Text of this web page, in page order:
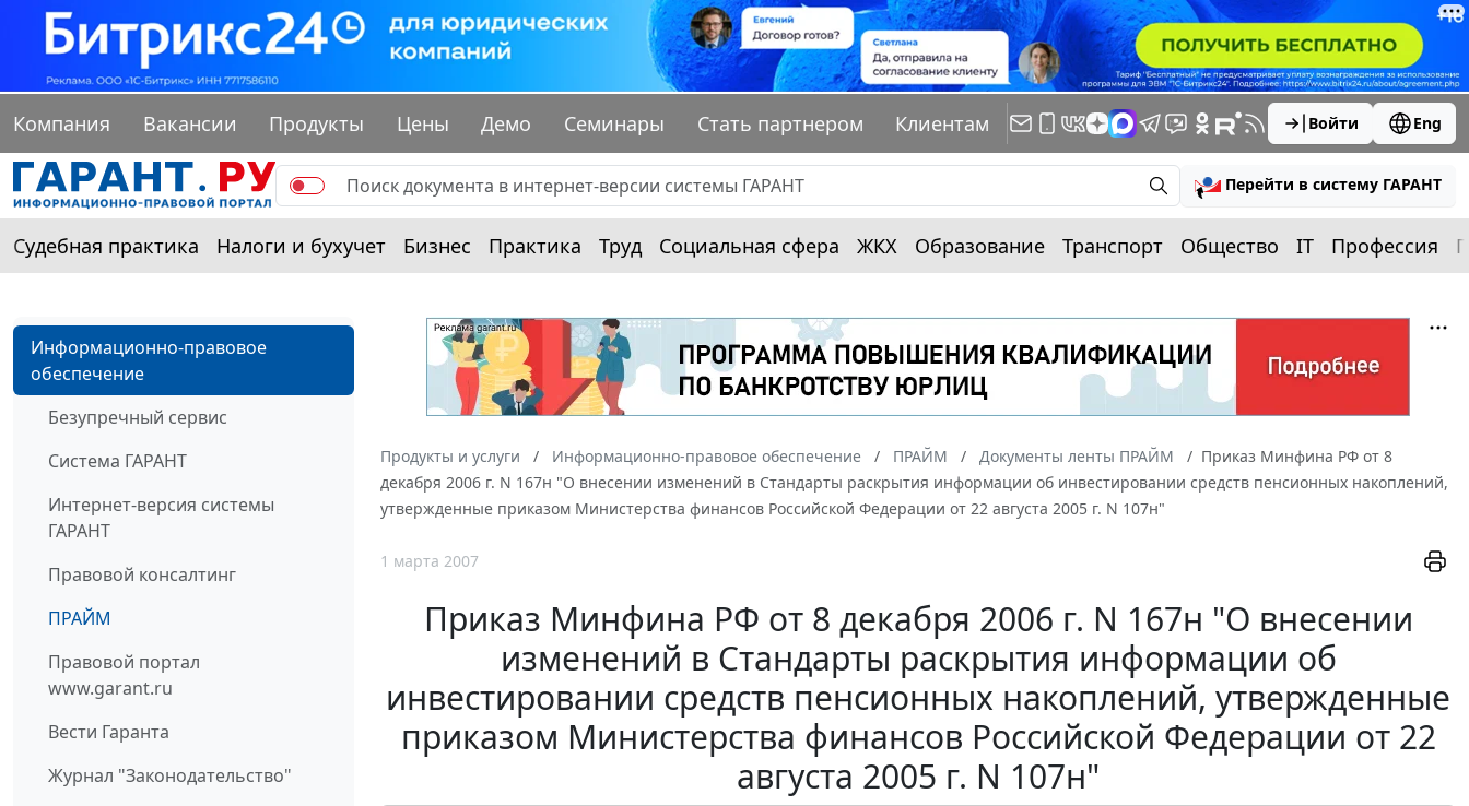
Компания Вакансии Продукты Цены Демо Семинары Стать партнером Клиентам Войти Eng
Перейти в систему ГАРАНТ
Судебная практика Налоги и бухучет Бизнес Практика Труд Социальная сфера ЖКХ Образование Транспорт Общество IT Профессия
Информационно-правовое
обеспечение
Безупречный сервис
Система ГАРАНТ
Интернет-версия системы
ГАРАНТ
Правовой консалтинг
ПРАЙМ
Правовой портал
www.garant.ru
Вести Гаранта
Журнал "Законодательство"
Продукты и услуги Информационно-правовое обеспечение ПРАЙМ Документы ленты ПРАЙМ
Приказ Минфина РФ от 8
декабря 2006 г. N 167н "О внесении изменений в Стандарты раскрытия информации об инвестировании средств пенсионных накоплений,
утвержденные приказом Министерства финансов Российской Федерации от 22 августа 2005 г. N 107н"
1 марта 2007
Приказ Минфина РФ от 8 декабря 2006 г. N 167н "О внесении
изменений в Стандарты раскрытия информации об
инвестировании средств пенсионных накоплений, утвержденные
приказом Министерства финансов Российской Федерации от 22
августа 2005 г. N 107н"